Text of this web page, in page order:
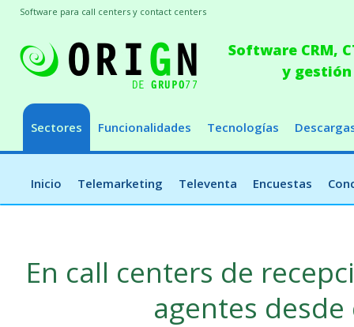
Software CRM,
y
Sectores Funcionalidades Tecnologías
Inicio Telemarketing Televenta Encuestas
Software para call centers y contact centers
En call centers de
agentes